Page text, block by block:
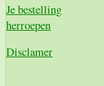
Je bestelling
herroepen
Disclamer